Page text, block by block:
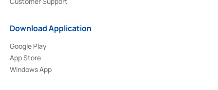
Download Application
Google Play
App Store
Windows App